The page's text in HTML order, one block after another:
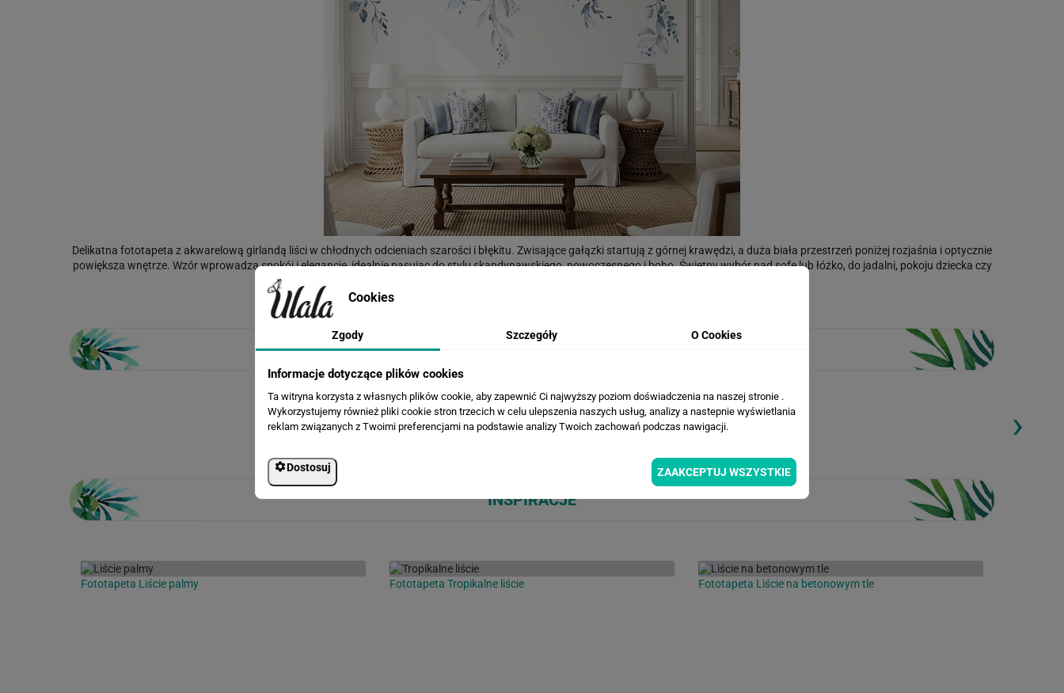
Delikatna fototapeta z akwarelową girlandą liści w chłodnych odcieniach szarości i błękitu. Zwisające gałązki startują z górnej krawędzi, a duża biała przestrzeń poniżej rozjaśnia i optycznie
powiększa wnętrze. Wzór wprowadza spokój i elegancję, idealnie pasując do stylu skandynawskiego, nowoczesnego i boho. Świetny wybór nad sofę lub łóżko, do jadalni, pokoju dziecka czy
WIZUALIZACJE PRODUKTU
Loading... Loading... Loading...
›
INSPIRACJE
Fototapeta Liście palmy Fototapeta Tropikalne liście Fototapeta Liście na betonowym tle
Cookies
Zgody Szczegóły O Cookies
Informacje dotyczące plików cookies
Ta witryna korzysta z własnych plików cookie, aby zapewnić Ci najwyższy poziom doświadczenia na naszej stronie .
Wykorzystujemy również pliki cookie stron trzecich w celu ulepszenia naszych usług, analizy a nastepnie wyświetlania
reklam związanych z Twoimi preferencjami na podstawie analizy Twoich zachowań podczas nawigacji.
Dostosuj ZAAKCEPTUJ WSZYSTKIE